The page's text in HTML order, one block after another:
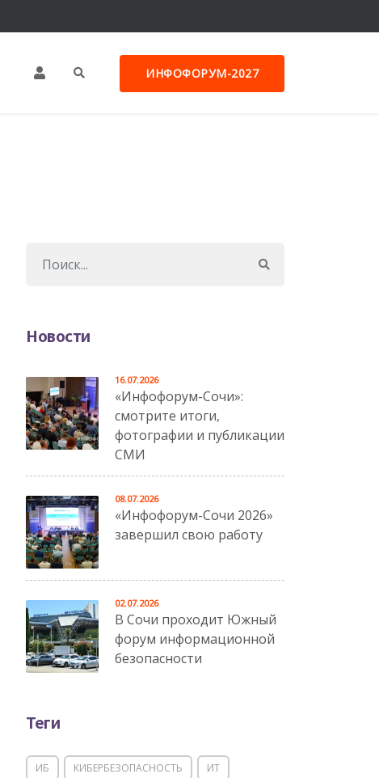
ИНФОФОРУМ-2027
Новости
«Инфофорум-Сочи»:
смотрите итоги,
фотографии и публикации
СМИ
16.07.2026
«Инфофорум-Сочи 2026»
завершил свою работу
08.07.2026
В Сочи проходит Южный
форум информационной
безопасности
02.07.2026
Теги
ИБ КИБЕРБЕЗОПАСНОСТЬ ИТ